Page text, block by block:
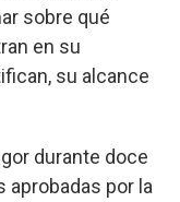
sobre qué
en su
su alcance
durante doce
aprobadas por la